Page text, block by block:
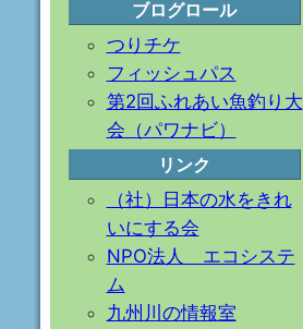
ブログロール
つりチケ
フィッシュパス
第2回ふれあい魚釣り大
会（パワナビ）
リンク
（社）日本の水をきれ
いにする会
NPO法人 エコシステ
ム
九州川の情報室